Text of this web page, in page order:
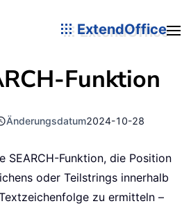
ExtendOffice
-Funktion
Änderungsdatum2024-10-28
SEARCH-Funktion, die Position
oder Teilstrings innerhalb
zu ermitteln –